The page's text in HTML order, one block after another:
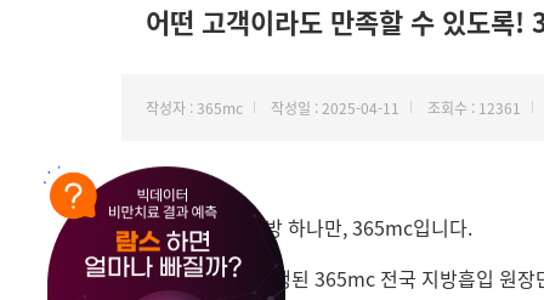
어떤 고객이라도 만족할 수 있도록
작성자 : 365mc 작성일 : 2025-04-11 조회수 : 12361
안녕하세요. 지방 하나만, 365mc입니다.
지난 4월 9일 진행된 365mc 전국 지방흡입 원